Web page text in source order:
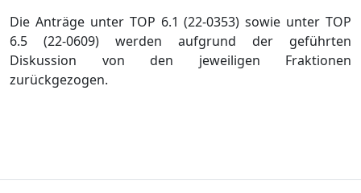
Die Anträge unter TOP 6.1 (22-0353) sowie unter TOP
6.5 (22-0609) werden aufgrund der geführten
Diskussion von den jeweiligen Fraktionen
zurückgezogen.